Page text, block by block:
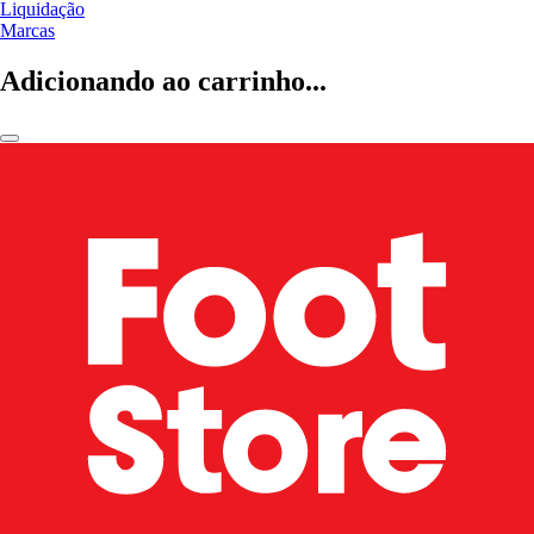
Liquidação
Marcas
Adicionando ao carrinho...